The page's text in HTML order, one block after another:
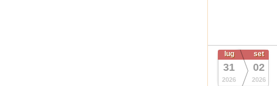
lug
31
2026
set
02
2026